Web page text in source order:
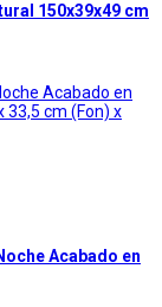
150x39x49 cm
Acabado en